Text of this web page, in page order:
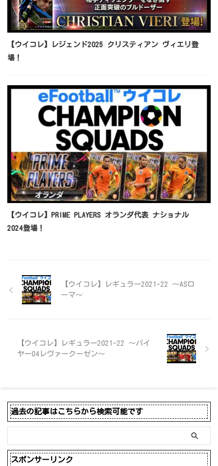
【ウイコレ】レジェンド2025 クリスティアン ヴィエリ登
場！
【ウイコレ】PRIME PLAYERS オランダ代表 ナショナル
2024登場！
【ウイコレ】レギュラー2021-22 ～ASロ
ーマ～
【ウイコレ】レギュラー2021-22 ～バイ
ヤー04レヴァークーゼン～
過去の記事はこちらから検索可能です
スポンサーリンク